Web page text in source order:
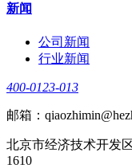
新闻
公司新闻
行业新闻
400-0123-013
邮箱：
北京市经济技术开发
1610